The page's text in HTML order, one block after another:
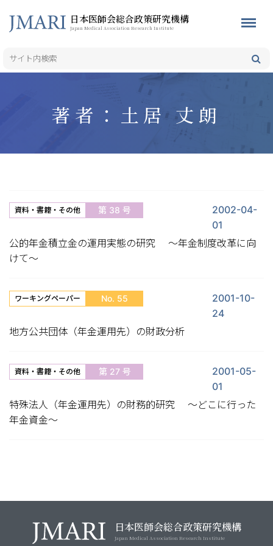
日本医師会総合政策研究機構
Japan Medical Association Research Institute
著者：土居 丈朗
資料・書籍・その他 第 38 号
2002-04-
01
公的年金積立金の運用実態の研究 〜年金制度改革に向
けて〜
ワーキングペーパー No. 55
2001-10-
24
地方公共団体（年金運用先）の財政分析
資料・書籍・その他 第 27 号
2001-05-
01
特殊法人（年金運用先）の財務的研究 〜どこに行った
年金資金〜
日本医師会総合政策研究機構
Japan Medical Association Research Institute